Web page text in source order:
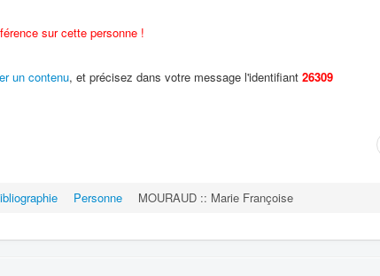
sur cette personne !
un contenu, et précisez dans votre message l'identifiant 26309
Personne MOURAUD :: Marie Françoise